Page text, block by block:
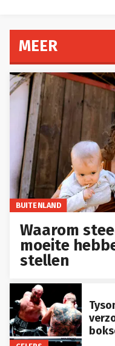
MEER
BUITENLAND
Waarom
moeite
stellen